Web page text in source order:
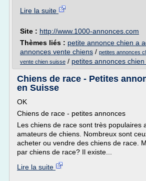
Lire la suite
Site : http://www.1000-annonces.com
Thèmes liés : petite annonce chien a
annonces vente chiens / petites annonces
vente chien suisse / petites annonces
Chiens de race - Petites
en Suisse
OK
Chiens de race - petites annonces
Les chiens de race sont très populaires
amateurs de chiens. Nombreux sont
acheter ou vendre des chiens de race.
par chiens de race? Il existe...
Lire la suite